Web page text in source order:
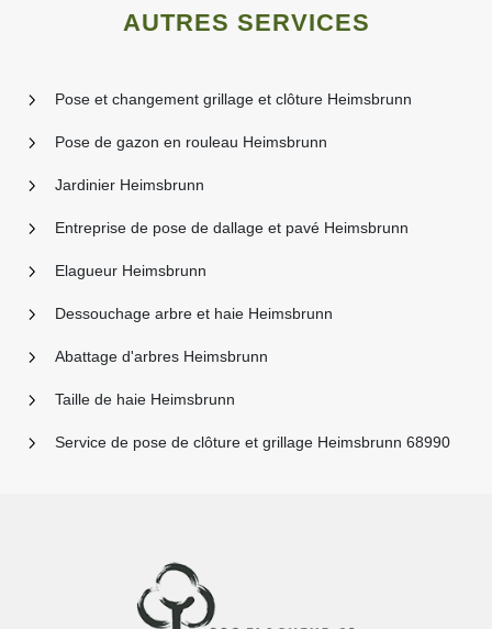
AUTRES SERVICES
Pose et changement grillage et clôture Heimsbrunn
Pose de gazon en rouleau Heimsbrunn
Jardinier Heimsbrunn
Entreprise de pose de dallage et pavé Heimsbrunn
Elagueur Heimsbrunn
Dessouchage arbre et haie Heimsbrunn
Abattage d'arbres Heimsbrunn
Taille de haie Heimsbrunn
Service de pose de clôture et grillage Heimsbrunn 68990